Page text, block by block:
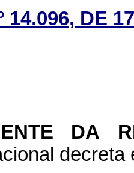
14.096, DE
DA